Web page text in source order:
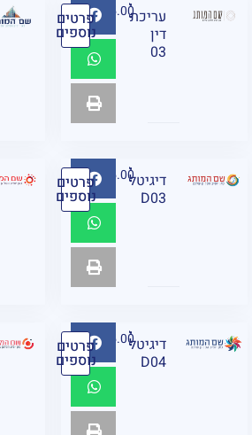
עריכת
דין
03
₪ 95.00 פרטים
נוספים
דיגיטל
D03
₪ 95.00 פרטים
נוספים
דיגיטל
D04
₪ 95.00 פרטים
נוספים